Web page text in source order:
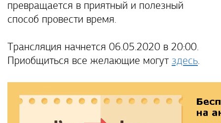
превращается в приятный и полезный
способ провести время.
Трансляция начнется 06.05.2020 в 20:00.
Приобщиться все желающие могут здесь.